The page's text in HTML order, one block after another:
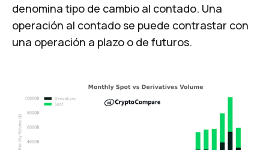
denomina tipo de cambio al contado. Una
operación al contado se puede contrastar con
una operación a plazo o de futuros.